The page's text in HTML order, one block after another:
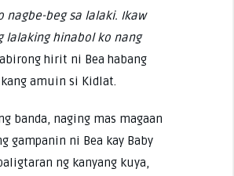
nagbe-beg sa lalaki. Ikaw
lalaking hinabol ko nang
hirit ni Bea habang
amuin si Kidlat.
banda, naging mas magaan
gampanin ni Bea kay Baby
ng kanyang kuya,